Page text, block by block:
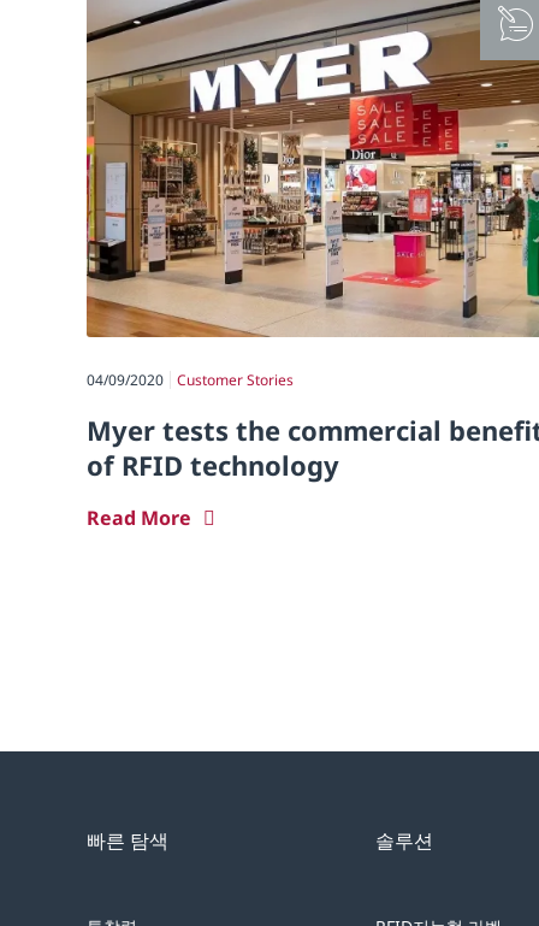
04/09/2020 Customer Stories
Myer tests the commercial
of RFID technology
Read More
빠른 탐색 솔루션